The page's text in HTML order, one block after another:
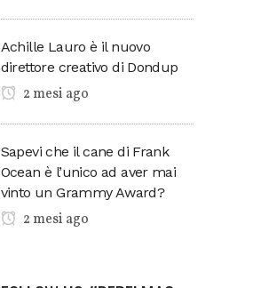
Achille Lauro è il nuovo
direttore creativo di Dondup
2 mesi ago
Sapevi che il cane di Frank
Ocean è l’unico ad aver mai
vinto un Grammy Award?
2 mesi ago